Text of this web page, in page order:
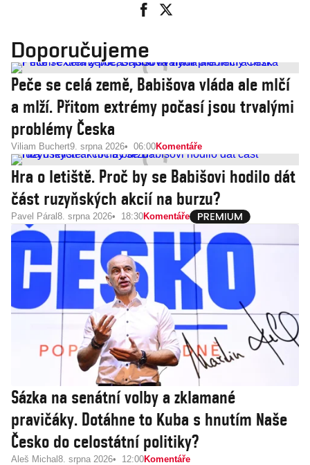
Doporučujeme
Peče se celá země, Babišova vláda ale mlčí
a mlží. Přitom extrémy počasí jsou trvalými
problémy Česka
Viliam Buchert9. srpna 2026 06:00Komentáře
Hra o letiště. Proč by se Babišovi hodilo dát
část ruzyňských akcií na burzu?
Pavel Páral 8. srpna 2026 18:30Komentáře
Sázka na senátní volby a zklamané
pravičáky. Dotáhne to Kuba s hnutím Naše
Česko do celostátní politiky?
Aleš Michal 8. srpna 2026 12:00Komentáře